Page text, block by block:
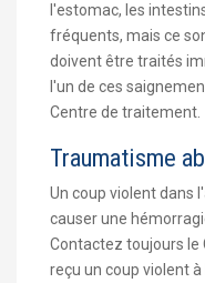
l'estomac, les
fréquents, mais ce
doivent être traités
l'un de ces
Centre de traitement.
Traumatisme
Un coup violent dans
causer une
Contactez toujours le
reçu un coup violent